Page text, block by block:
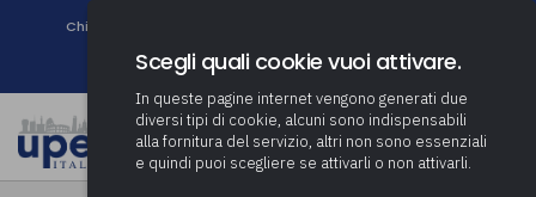
Chi siamo
Newsletter
Scegli quali cookie vuoi attivare.
In queste pagine internet vengono generati due
diversi tipi di cookie, alcuni sono indispensabili
alla fornitura del servizio, altri non sono essenziali
e quindi puoi scegliere se attivarli o non attivarli.